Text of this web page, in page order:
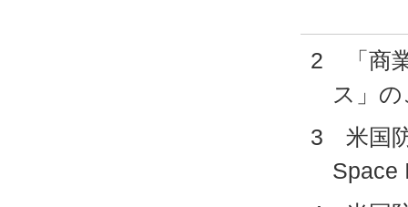
2 「商
ス」
3 米国
Space